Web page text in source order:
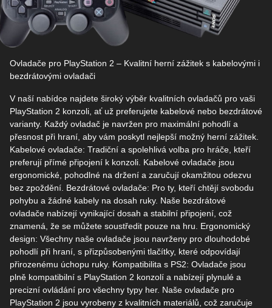
Ovladače pro PlayStation 2 – Kvalitní herní zážitek s kabelovými i
bezdrátovými ovladači
V naší nabídce najdete široký výběr kvalitních ovladačů pro vaši
PlayStation 2 konzoli, ať už preferujete kabelové nebo bezdrátové
varianty. Každý ovladač je navržen pro maximální pohodlí a
přesnost při hraní, aby vám poskytl nejlepší možný herní zážitek.
Kabelové ovladače: Tradiční a spolehlivá volba pro hráče, kteří
preferují přímé připojení k konzoli. Kabelové ovladače jsou
ergonomické, pohodlné na držení a zaručují okamžitou odezvu
bez zpoždění. Bezdrátové ovladače: Pro ty, kteří chtějí svobodu
pohybu a žádné kabely na dosah ruky. Naše bezdrátové
ovladače nabízejí vynikající dosah a stabilní připojení, což
znamená, že se můžete soustředit pouze na hru. Ergonomický
design: Všechny naše ovladače jsou navrženy pro dlouhodobé
pohodlí při hraní, s přizpůsobenými tlačítky, které odpovídají
přirozenému úchopu ruky. Kompatibilita s PS2: Ovladače jsou
plně kompatibilní s PlayStation 2 konzolí a nabízejí plynulé a
precizní ovládání pro všechny typy her. Naše ovladače pro
PlayStation 2 jsou vyrobeny z kvalitních materiálů, což zaručuje